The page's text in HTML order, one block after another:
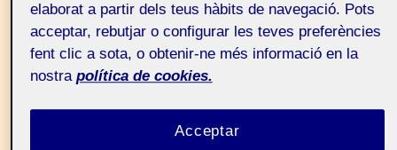
FASE FINAL – VÍDEO
elaborat a partir dels teus hàbits de navegació. Pots
acceptar, rebutjar o configurar les teves preferències
fent clic a sota, o obtenir-ne més informació en la
nostra política de cookies.
Acceptar